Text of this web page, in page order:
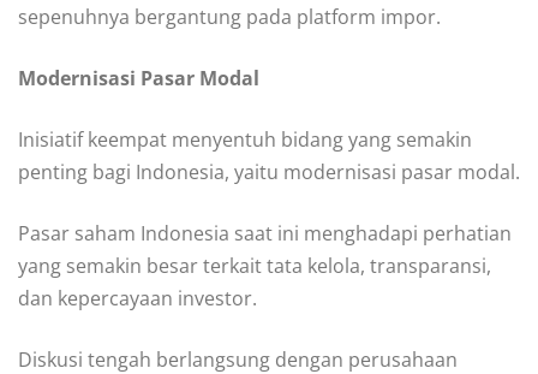
sepenuhnya bergantung pada platform impor.
Modernisasi Pasar Modal
Inisiatif keempat menyentuh bidang yang semakin
penting bagi Indonesia, yaitu modernisasi pasar modal.
Pasar saham Indonesia saat ini menghadapi perhatian
yang semakin besar terkait tata kelola, transparansi,
dan kepercayaan investor.
Diskusi tengah berlangsung dengan perusahaan